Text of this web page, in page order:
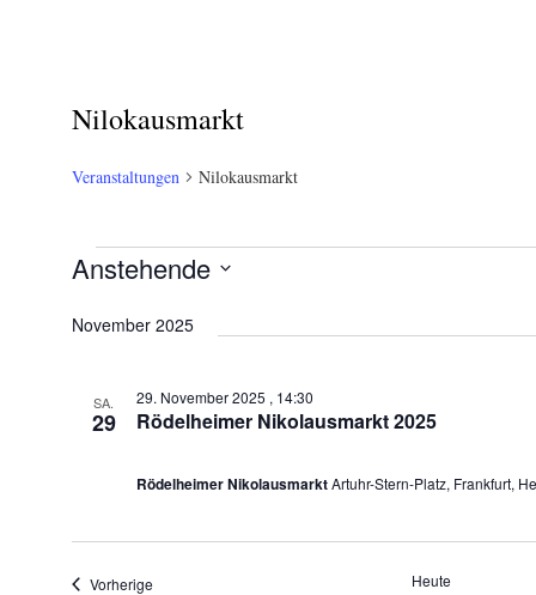
Nilokausmarkt
Veranstaltungen Nilokausmarkt
Veranstaltungen
Anstehende
wählen.
November 2025
SA.
29 Rödelheimer Nikolausmarkt 2025
29. November 2025 , 14:30
Rödelheimer NikolausmarktArtuhr-Stern-Platz, Frankfurt,
VorherigeVeranstaltungen Heute